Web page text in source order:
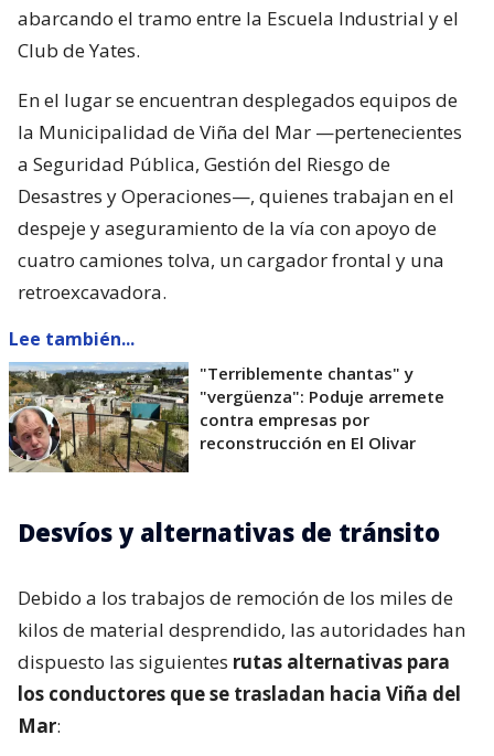
abarcando el tramo entre la Escuela Industrial y el
Club de Yates.
En el lugar se encuentran desplegados equipos de
la Municipalidad de Viña del Mar —pertenecientes
a Seguridad Pública, Gestión del Riesgo de
Desastres y Operaciones—, quienes trabajan en el
despeje y aseguramiento de la vía con apoyo de
cuatro camiones tolva, un cargador frontal y una
retroexcavadora.
Lee también...
"Terriblemente chantas" y
"vergüenza": Poduje arremete
contra empresas por
reconstrucción en El Olivar
Desvíos y alternativas de tránsito
Debido a los trabajos de remoción de los miles de
kilos de material desprendido, las autoridades han
dispuesto las siguientes rutas alternativas para
los conductores que se trasladan hacia Viña del
Mar: